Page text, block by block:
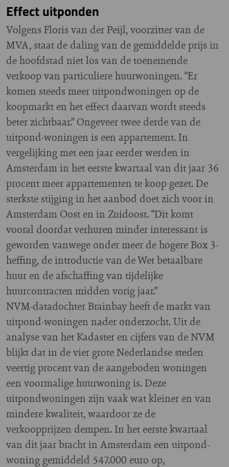
Effect uitponden
Volgens Floris van der Peijl, voorzitter van de
MVA, staat de daling van de gemiddelde prijs in
de hoofdstad niet los van de toenemende
verkoop van particuliere huurwoningen. “Er
komen steeds meer uitpondwoningen op de
koopmarkt en het effect daarvan wordt steeds
beter zichtbaar.” Ongeveer twee derde van de
uitpond-woningen is een appartement. In
vergelijking met een jaar eerder werden in
Amsterdam in het eerste kwartaal van dit jaar 36
procent meer appartementen te koop gezet. De
sterkste stijging in het aanbod doet zich voor in
Amsterdam Oost en in Zuidoost. “Dit komt
vooral doordat verhuren minder interessant is
geworden vanwege onder meer de hogere Box 3-
heffing, de introductie van de Wet betaalbare
huur en de afschaffing van tijdelijke
huurcontracten midden vorig jaar.”
NVM-datadochter Brainbay heeft de markt van
uitpond-woningen nader onderzocht. Uit de
analyse van het Kadaster en cijfers van de NVM
blijkt dat in de vier grote Nederlandse steden
veertig procent van de aangeboden woningen
een voormalige huurwoning is. Deze
uitpondwoningen zijn vaak wat kleiner en van
mindere kwaliteit, waardoor ze de
verkoopprijzen dempen. In het eerste kwartaal
van dit jaar bracht in Amsterdam een uitpond-
woning gemiddeld 547.000 euro op,